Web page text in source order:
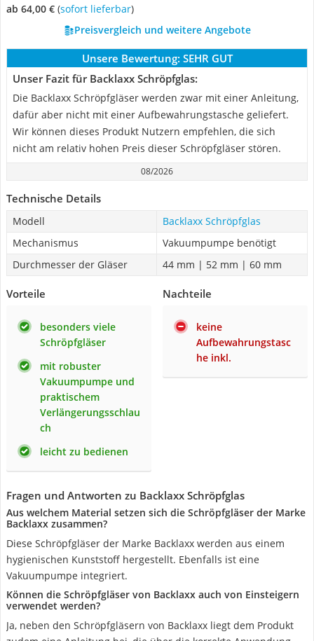
ab 64,00 € ( Sofort lieferbar)
Preisvergleich und weitere Angebote
Unsere Bewertung: SEHR GUT
Unser Fazit für Backlaxx Schröpfglas:
Die Backlaxx Schröpfgläser werden zwar mit einer Anleitung,
dafür aber nicht mit einer Aufbewahrungstasche geliefert.
Wir können dieses Produkt Nutzern empfehlen, die sich
nicht am relativ hohen Preis dieser Schröpfgläser stören.
08/2026
Technische Details
Modell
Backlaxx Schröpfglas
Mechanismus
Vakuumpumpe benötigt
Durchmesser der Gläser
44 mm | 52 mm | 60 mm
Vorteile
besonders viele
Schröpfgläser
mit robuster
Vakuumpumpe und
praktischem
Verlängerungsschlau
ch
leicht zu bedienen
Nachteile
keine
Aufbewahrungstasc
he inkl.
Fragen und Antworten zu Backlaxx Schröpfglas
Aus welchem Material setzen sich die Schröpfgläser der Marke
Backlaxx zusammen?
Diese Schröpfgläser der Marke Backlaxx werden aus einem
hygienischen Kunststoff hergestellt. Ebenfalls ist eine
Vakuumpumpe integriert.
Können die Schröpfgläser von Backlaxx auch von Einsteigern
verwendet werden?
Ja, neben den Schröpfgläsern von Backlaxx liegt dem Produkt